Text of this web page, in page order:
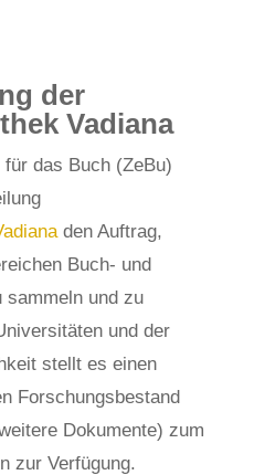
der
Vadiana
das Buch (ZeBu)
den Auftrag,
Buch- und
sammeln und zu
und der
stellt es einen
Forschungsbestand
Dokumente) zum
zur Verfügung.